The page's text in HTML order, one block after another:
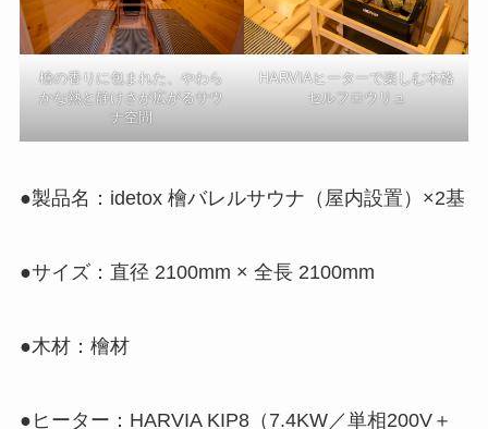
檜の香りに包まれた、やわら
かな熱と静けさが広がるサウ
ナ空間
HARVIAヒーターで楽しむ本格
セルフロウリュ
●製品名：idetox 檜バレルサウナ（屋内設置）×2基
●サイズ：直径 2100mm × 全長 2100mm
●木材：檜材
●ヒーター：HARVIA KIP8（7.4KW／単相200V＋